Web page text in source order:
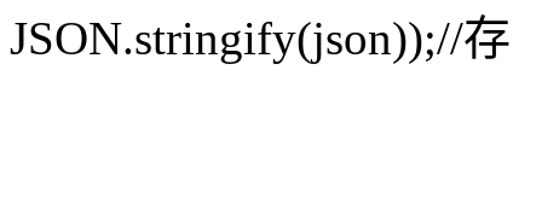
JSON.stringify(json));//存